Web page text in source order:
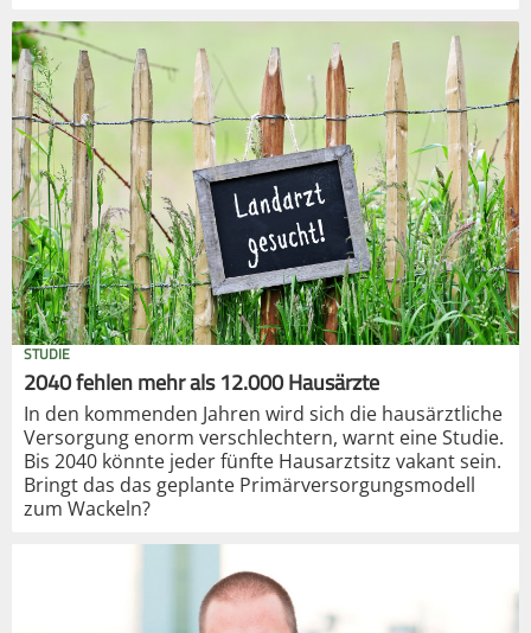
STUDIE
2040 fehlen mehr als 12.000 Hausärzte
In den kommenden Jahren wird sich die hausärztliche
Versorgung enorm verschlechtern, warnt eine Studie.
Bis 2040 könnte jeder fünfte Hausarztsitz vakant sein.
Bringt das das geplante Primärversorgungsmodell
zum Wackeln?